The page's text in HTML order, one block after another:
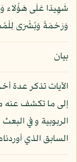
شَهِيدًا عَلَى هَؤُلاء
وَرَحْمَةً وَبُشْرَى
بيان
الآيات تذكر عدة
إلى ما تكشف عنه
الربوبية و في
السابق الذي